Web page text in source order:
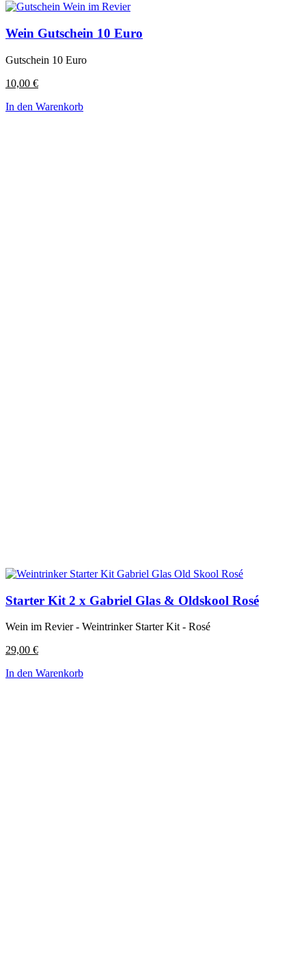
Wein Gutschein 10 Euro
Gutschein 10 Euro
10,00 €
In den Warenkorb
Starter Kit 2 x Gabriel Glas & Oldskool Rosé
Wein im Revier - Weintrinker Starter Kit - Rosé
29,00 €
In den Warenkorb